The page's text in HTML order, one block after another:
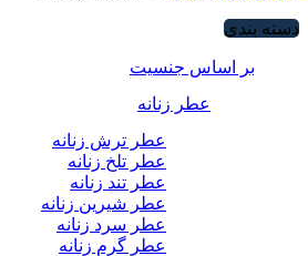
دسته بندی
بر اساس جنسیت
عطر زنانه
عطر ترش زنانه
عطر تلخ زنانه
عطر تند زنانه
عطر شیرین زنانه
عطر سرد زنانه
عطر گرم زنانه